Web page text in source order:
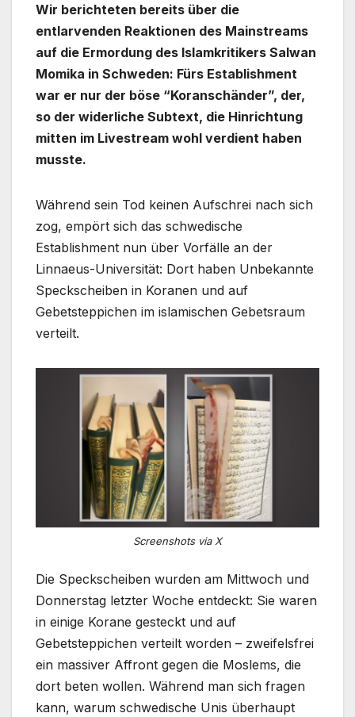
Wir berichteten bereits über die
entlarvenden Reaktionen des Mainstreams
auf die Ermordung des Islamkritikers Salwan
Momika in Schweden: Fürs Establishment
war er nur der böse “Koranschänder”, der,
so der widerliche Subtext, die Hinrichtung
mitten im Livestream wohl verdient haben
musste.
Während sein Tod keinen Aufschrei nach sich
zog, empört sich das schwedische
Establishment nun über Vorfälle an der
Linnaeus-Universität: Dort haben Unbekannte
Speckscheiben in Koranen und auf
Gebetsteppichen im islamischen Gebetsraum
verteilt.
Screenshots via X
Die Speckscheiben wurden am Mittwoch und
Donnerstag letzter Woche entdeckt: Sie waren
in einige Korane gesteckt und auf
Gebetsteppichen verteilt worden – zweifelsfrei
ein massiver Affront gegen die Moslems, die
dort beten wollen. Während man sich fragen
kann, warum schwedische Unis überhaupt